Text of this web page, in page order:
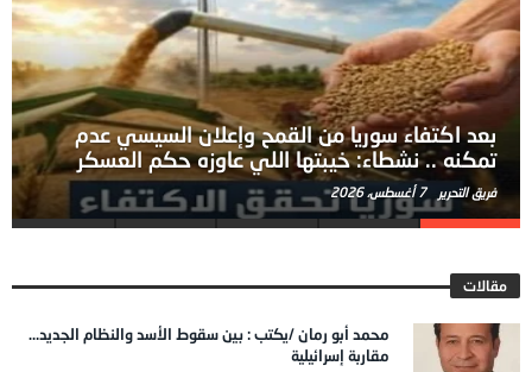
بعد اكتفاء سوريا من القمح وإعلان السيسي عدم
تمكنه .. نشطاء: خيبتها اللي عاوزه حكم العسكر
فريق التحرير 7 أغسطس، 2026
مقالات
محمد أبو رمان /يكتب : بين سقوط الأسد والنظام الجديد…
مقاربة إسرائيلية